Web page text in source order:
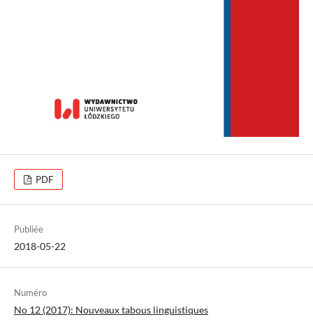
PDF
Publiée
2018-05-22
Numéro
No 12 (2017): Nouveaux tabous linguistiques